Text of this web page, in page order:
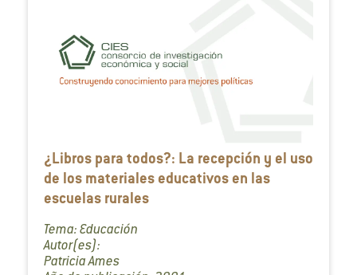
¿Libros para todos?: La recepción y el uso
de los materiales educativos en las
escuelas rurales
Tema: Educación
Autor(es):
Patricia Ames